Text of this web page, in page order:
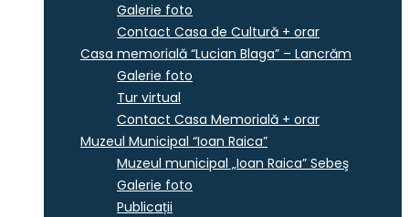
Galerie foto
Contact Casa de Cultură + orar
Casa memorială “Lucian Blaga” – Lancrăm
Galerie foto
Tur virtual
Contact Casa Memorială + orar
Muzeul Municipal “Ioan Raica”
Muzeul municipal „Ioan Raica” Sebeş
Galerie foto
Publicații